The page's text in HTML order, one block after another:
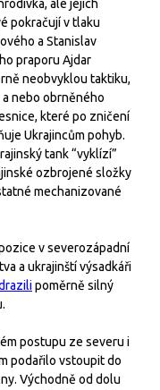
ale jejich
pokračují v tlaku
a Stanislav
praporu Ajdar
neobvyklou taktiku,
nebo obrněného
které po zničení
Ukrajincům pohyb.
tank “vyklízí”
ozbrojené složky
mechanizované
v severozápadní
a ukrajinští výsadkáři
poměrně silný
postupu ze severu i
podařilo vstoupit do
Východně od dolu